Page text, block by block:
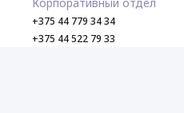
Корпоративный отдел
+375 44 779 34 34
+375 44 522 79 33